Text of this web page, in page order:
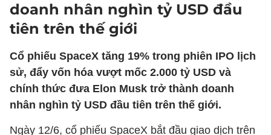
doanh nhân nghìn tỷ USD đầu
tiên trên thế giới
Cổ phiếu SpaceX tăng 19% trong phiên IPO lịch
sử, đẩy vốn hóa vượt mốc 2.000 tỷ USD và
chính thức đưa Elon Musk trở thành doanh
nhân nghìn tỷ USD đầu tiên trên thế giới.
Ngày 12/6, cổ phiếu SpaceX bắt đầu giao dịch trên